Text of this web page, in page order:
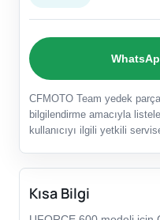
CFMOTO Team yedek
bilgilendirme amacıyla
kullanıcıyı ilgili yetkili
Kısa Bilgi